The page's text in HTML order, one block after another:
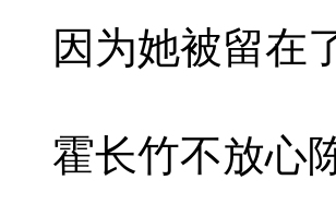
因为她被留在
霍长竹不放心